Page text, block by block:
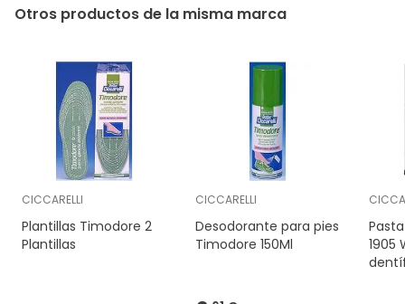
Otros productos de la misma marca
CICCARELLI
Plantillas Timodore 2
Plantillas
CICCARELLI
Desodorante para pies
Timodore 150Ml
1905